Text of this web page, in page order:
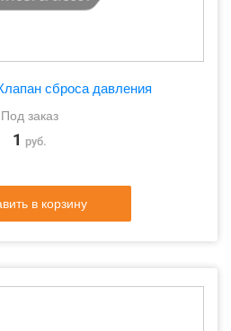
сброса давления
Под заказ
1 руб.
в корзину